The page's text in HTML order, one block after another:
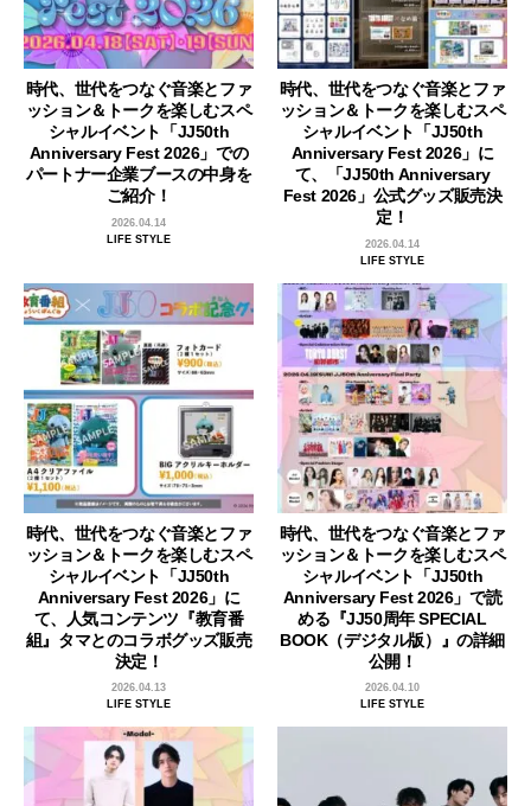
時代、世代をつなぐ音楽とファ
ッション＆トークを楽しむスペ
シャルイベント「JJ50th
Anniversary Fest 2026」での
パートナー企業ブースの中身を
ご紹介！
2026.04.14
LIFE STYLE
時代、世代をつなぐ音楽とファ
ッション＆トークを楽しむスペ
シャルイベント「JJ50th
Anniversary Fest 2026」に
て、「JJ50th Anniversary
Fest 2026」公式グッズ販売決
定！
2026.04.14
LIFE STYLE
時代、世代をつなぐ音楽とファ
ッション＆トークを楽しむスペ
シャルイベント「JJ50th
Anniversary Fest 2026」に
て、人気コンテンツ『教育番
組』タマとのコラボグッズ販売
決定！
2026.04.13
LIFE STYLE
時代、世代をつなぐ音楽とファ
ッション＆トークを楽しむスペ
シャルイベント「JJ50th
Anniversary Fest 2026」で読
める『JJ50周年 SPECIAL
BOOK（デジタル版）』の詳細
公開！
2026.04.10
LIFE STYLE